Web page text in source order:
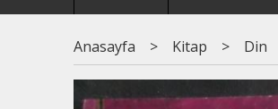
Anasayfa > Kitap > Din